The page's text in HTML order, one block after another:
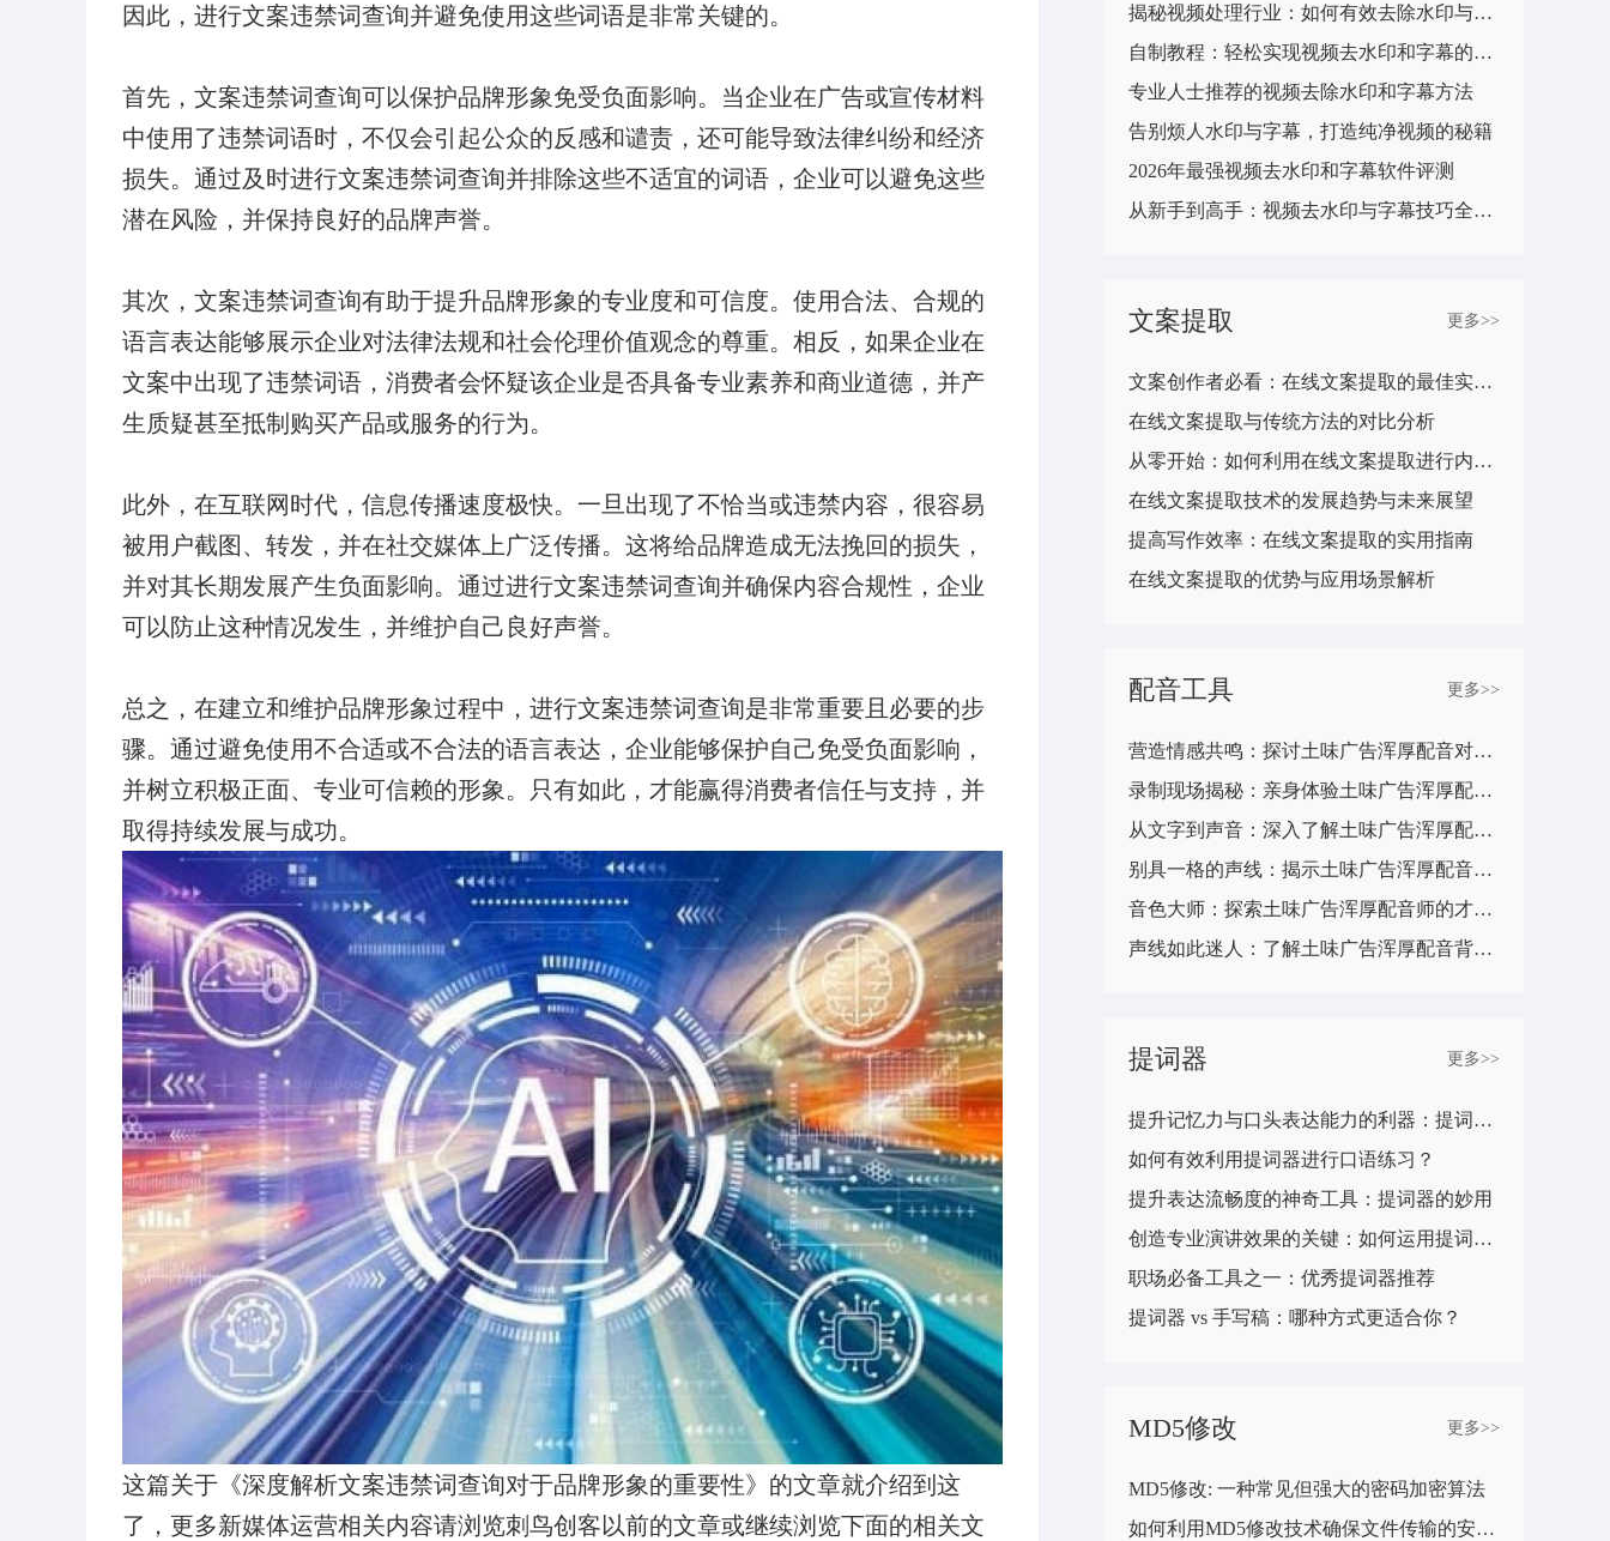
因此，进行文案违禁词查询并避免使用这些词语是非常关键的。
首先，文案违禁词查询可以保护品牌形象免受负面影响。当企业在广告或宣传材料
中使用了违禁词语时，不仅会引起公众的反感和谴责，还可能导致法律纠纷和经济
损失。通过及时进行文案违禁词查询并排除这些不适宜的词语，企业可以避免这些
潜在风险，并保持良好的品牌声誉。
其次，文案违禁词查询有助于提升品牌形象的专业度和可信度。使用合法、合规的
语言表达能够展示企业对法律法规和社会伦理价值观念的尊重。相反，如果企业在
文案中出现了违禁词语，消费者会怀疑该企业是否具备专业素养和商业道德，并产
生质疑甚至抵制购买产品或服务的行为。
此外，在互联网时代，信息传播速度极快。一旦出现了不恰当或违禁内容，很容易
被用户截图、转发，并在社交媒体上广泛传播。这将给品牌造成无法挽回的损失，
并对其长期发展产生负面影响。通过进行文案违禁词查询并确保内容合规性，企业
可以防止这种情况发生，并维护自己良好声誉。
总之，在建立和维护品牌形象过程中，进行文案违禁词查询是非常重要且必要的步
骤。通过避免使用不合适或不合法的语言表达，企业能够保护自己免受负面影响，
并树立积极正面、专业可信赖的形象。只有如此，才能赢得消费者信任与支持，并
取得持续发展与成功。
这篇关于《深度解析文案违禁词查询对于品牌形象的重要性》的文章就介绍到这
了，更多新媒体运营相关内容请浏览刺鸟创客以前的文章或继续浏览下面的相关文
揭秘视频处理行业：如何有效去除水印与字幕
自制教程：轻松实现视频去水印和字幕的技巧
专业人士推荐的视频去除水印和字幕方法
告别烦人水印与字幕，打造纯净视频的秘籍
2026年最强视频去水印和字幕软件评测
从新手到高手：视频去水印与字幕技巧全攻略
文案提取 更多>>
文案创作者必看：在线文案提取的最佳实践分享
在线文案提取与传统方法的对比分析
从零开始：如何利用在线文案提取进行内容创作
在线文案提取技术的发展趋势与未来展望
提高写作效率：在线文案提取的实用指南
在线文案提取的优势与应用场景解析
配音工具 更多>>
营造情感共鸣：探讨土味广告浑厚配音对受众情绪的影响
录制现场揭秘：亲身体验土味广告浑厚配音的幕后工作
从文字到声音：深入了解土味广告浑厚配音的创意转化过程
别具一格的声线：揭示土味广告浑厚配音师的个人风格
音色大师：探索土味广告浑厚配音师的才华与经验
声线如此迷人：了解土味广告浑厚配音背后的训练与技术
提词器 更多>>
提升记忆力与口头表达能力的利器：提词器使用技巧分享
如何有效利用提词器进行口语练习？
提升表达流畅度的神奇工具：提词器的妙用
创造专业演讲效果的关键：如何运用提词器技巧？
职场必备工具之一：优秀提词器推荐
提词器 vs 手写稿：哪种方式更适合你？
MD5修改 更多>>
MD5修改: 一种常见但强大的密码加密算法
如何利用MD5修改技术确保文件传输的安全性